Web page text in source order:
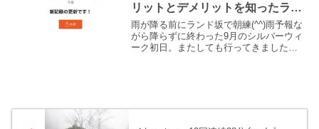
リットとデメリットを知ったラン
ド坂
雨が降る前にランド坂で朝練(^^)雨予報な
がら降らずに終わった9月のシルバーウィ
ーク初日。またしても行ってきました、